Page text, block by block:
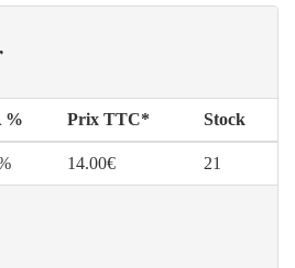
% Prix TTC* Stock
14.00€ 21